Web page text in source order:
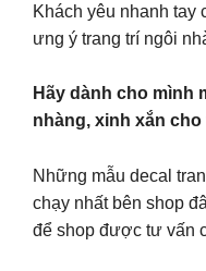
Khách yêu nhanh tay
ưng ý trang trí ngôi
Hãy dành cho mình
nhàng, xinh xắn cho
Những mẫu decal
chạy nhất bên shop
để shop được tư vấn